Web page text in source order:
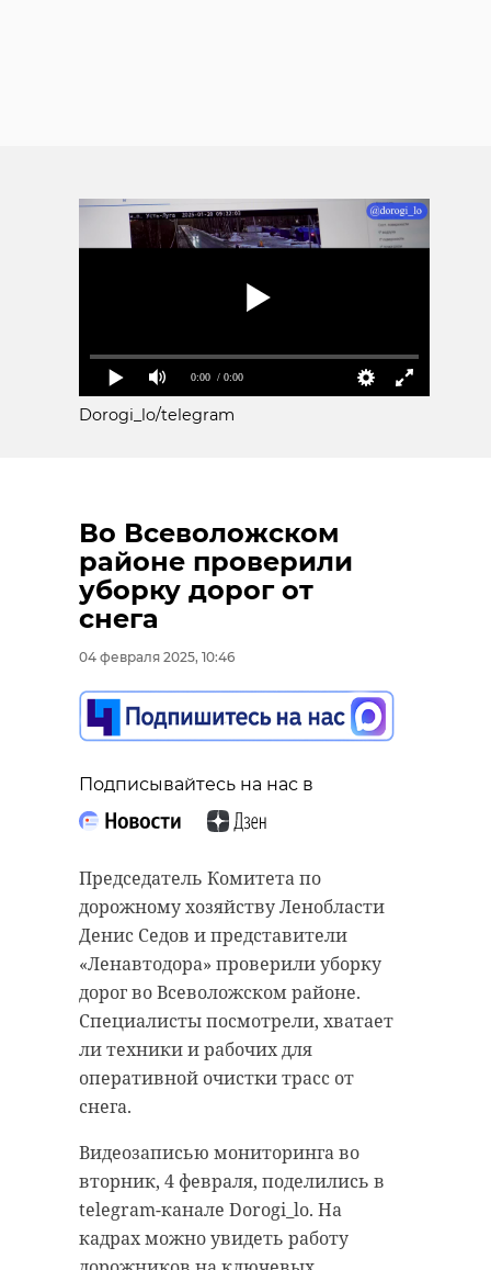
0:00 / 0:00
Dorogi_lo/telegram
Во Всеволожском
районе проверили
уборку дорог от
снега
04 февраля 2025, 10:46
Подписывайтесь на нас в
Председатель Комитета по
дорожному хозяйству Ленобласти
Денис Седов и представители
«Ленавтодора» проверили уборку
дорог во Всеволожском районе.
Специалисты посмотрели, хватает
ли техники и рабочих для
оперативной очистки трасс от
снега.
Видеозаписью мониторинга во
вторник, 4 февраля, поделились в
telegram-канале Dorogi_lo. На
кадрах можно увидеть работу